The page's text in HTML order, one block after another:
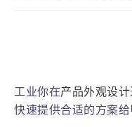
工业你在产品外观设计
快速提供合适的方案给